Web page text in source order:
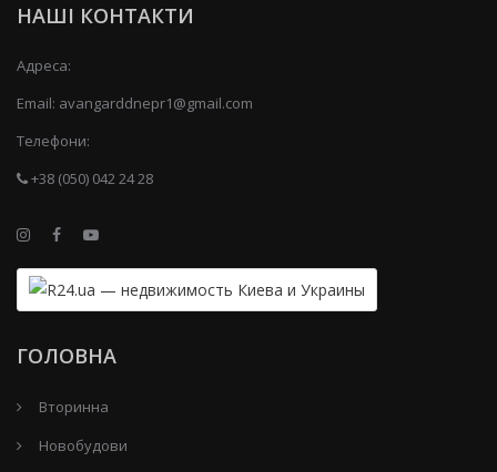
НАШІ КОНТАКТИ
Адреса:
Email: avangarddnepr1@gmail.com
Телефони:
+38 (050) 042 24 28
ГОЛОВНА
Вторинна
Новобудови